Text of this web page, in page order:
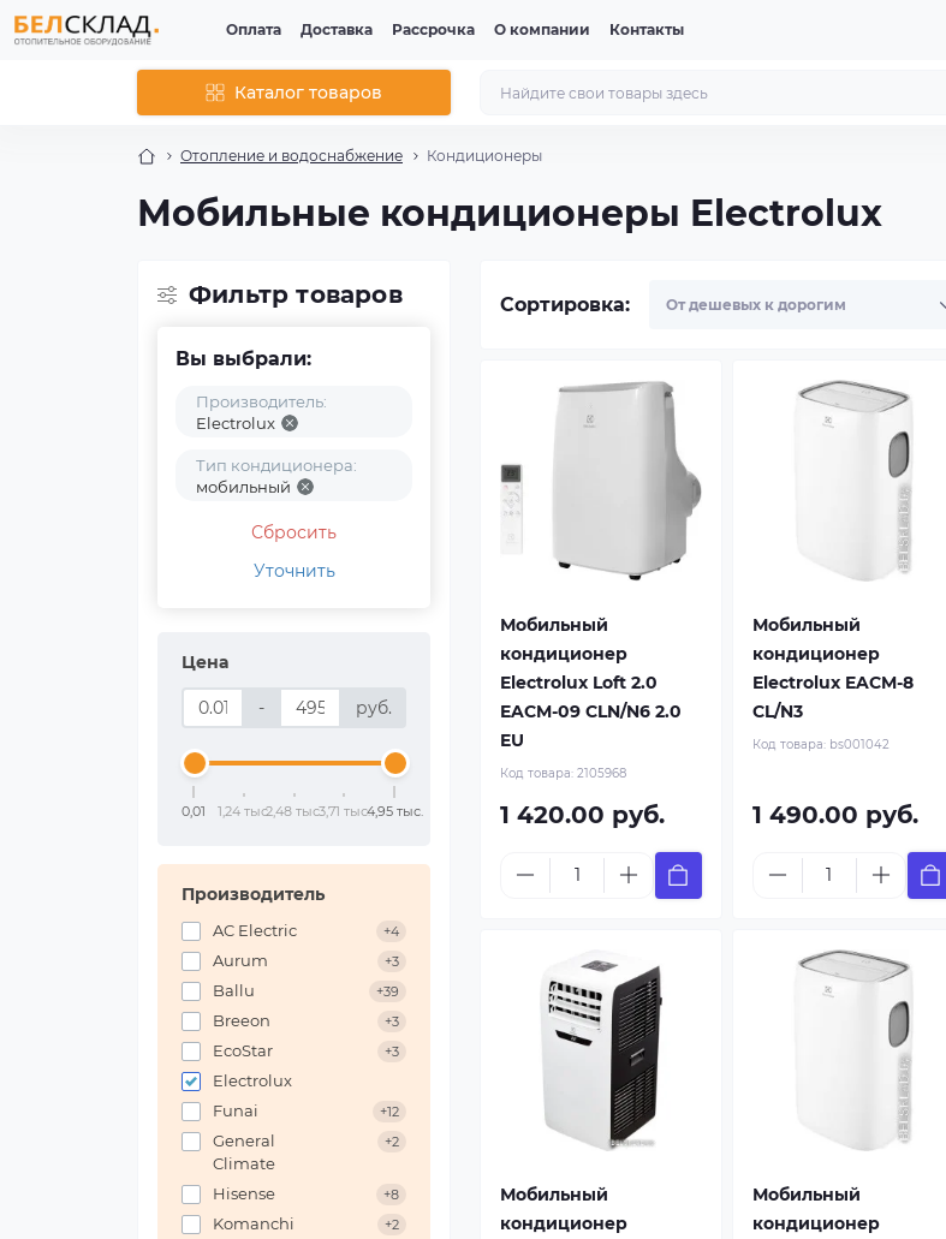
Оплата Доставка Рассрочка О компании Контакты
Каталог товаров
Отопление и водоснабжение Кондиционеры
Мобильные кондиционеры Electrolux
Фильтр товаров
Вы выбрали:
Производитель:
Electrolux
Тип кондиционера:
мобильный
Сбросить
Уточнить
Цена
- руб.
0,01 1,24 тыс.2,48 тыс.3,71 тыс.4,95 тыс.
Производитель
AC Electric +4
Aurum +3
Ballu +39
Breeon +3
EcoStar +3
Electrolux
Funai
+12
General
Climate
+2
Hisense +8
Komanchi +2
Сортировка:
Мобильный
кондиционер
Electrolux Loft 2.0
EACM-09 CLN/N6 2.0
EU
Код товара: 2105968
1 420.00 руб.
Мобильный
кондиционер
Electrolux EACM-8
CL/N3
Код товара: bs001042
1 490.00 руб.
Мобильный
кондиционер
Мобильный
кондиционер